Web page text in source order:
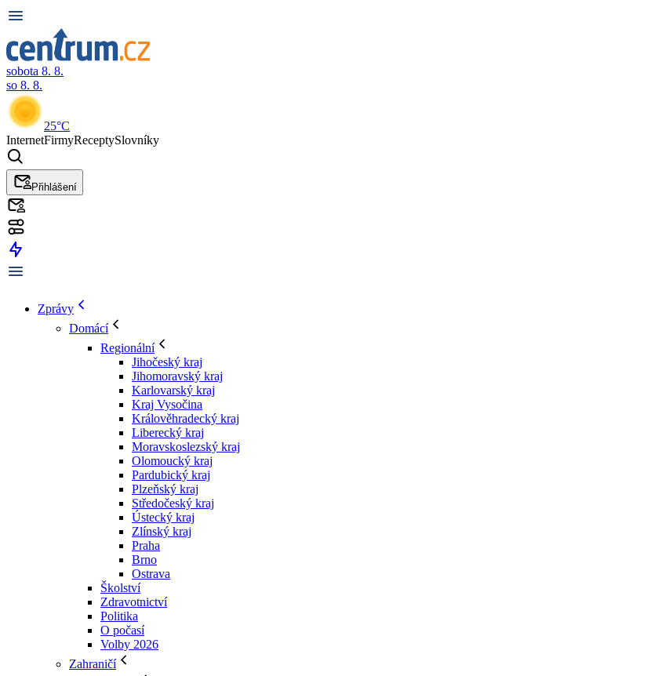
sobota 8. 8.
so 8. 8.
25°C
InternetFirmyReceptySlovníky
Přihlášení
Zprávy
Domácí
Regionální
Jihočeský kraj
Jihomoravský kraj
Karlovarský kraj
Kraj Vysočina
Králověhradecký kraj
Liberecký kraj
Moravskoslezský kraj
Olomoucký kraj
Pardubický kraj
Plzeňský kraj
Středočeský kraj
Ústecký kraj
Zlínský kraj
Praha
Brno
Ostrava
Školství
Zdravotnictví
Politika
O počasí
Volby 2026
Zahraničí